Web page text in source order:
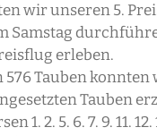
wir unseren 5.
Samstag
erleben.
576 Tauben konnten
Tauben
1. 2. 5. 6. 7. 9. 11. 12.